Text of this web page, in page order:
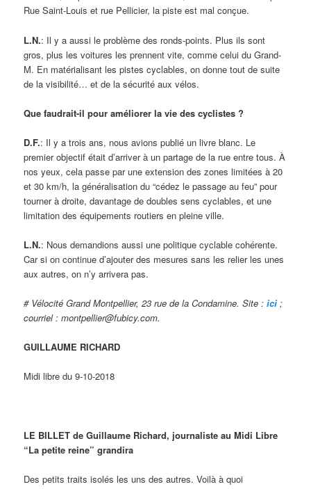
Rue Saint-Louis et rue Pellicier, la piste est mal conçue.
L.N.: Il y a aussi le problème des ronds-points. Plus ils sont
gros, plus les voitures les prennent vite, comme celui du Grand-
M. En matérialisant les pistes cyclables, on donne tout de suite
de la visibilité… et de la sécurité aux vélos.
Que faudrait-il pour améliorer la vie des cyclistes ?
D.F.: Il y a trois ans, nous avions publié un livre blanc. Le
premier objectif était d’arriver à un partage de la rue entre tous. À
nos yeux, cela passe par une extension des zones limitées à 20
et 30 km/h, la généralisation du “cédez le passage au feu” pour
tourner à droite, davantage de doubles sens cyclables, et une
limitation des équipements routiers en pleine ville.
L.N.: Nous demandions aussi une politique cyclable cohérente.
Car si on continue d’ajouter des mesures sans les relier les unes
aux autres, on n’y arrivera pas.
# Vélocité Grand Montpellier, 23 rue de la Condamine. Site :ici;
courriel : montpellier@fubicy.com.
GUILLAUME RICHARD
Midi libre du 9-10-2018
LE BILLET de Guillaume Richard, journaliste au Midi Libre
“La petite reine” grandira
Des petits traits isolés les uns des autres. Voilà à quoi